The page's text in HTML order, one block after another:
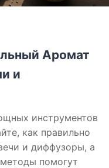
Аромат
и
инструментов
как правильно
и диффузоры, а
помогут